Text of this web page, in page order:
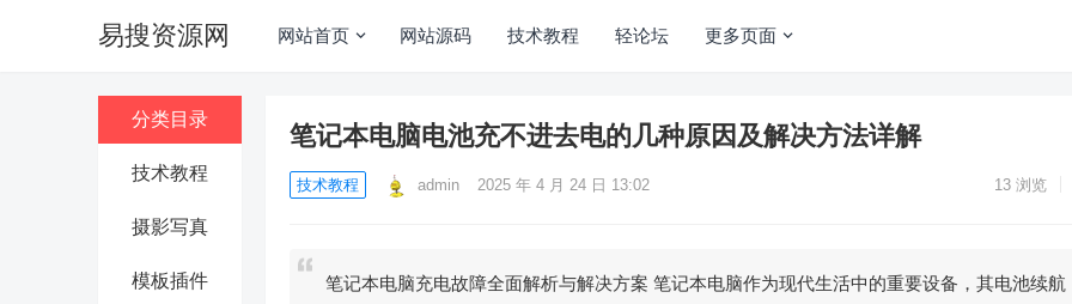
易搜资源网 网站首页 网站源码 技术教程 轻论坛 更多页面
分类目录
技术教程
摄影写真
模板插件
笔记本电脑电池充不进去电的几种原因及解决方法详解
技术教程 admin 2025 年 4 月 24 日 13:02 13 浏览
笔记本电脑充电故障全面解析与解决方案 笔记本电脑作为现代生活中的重要设备，其电池续航